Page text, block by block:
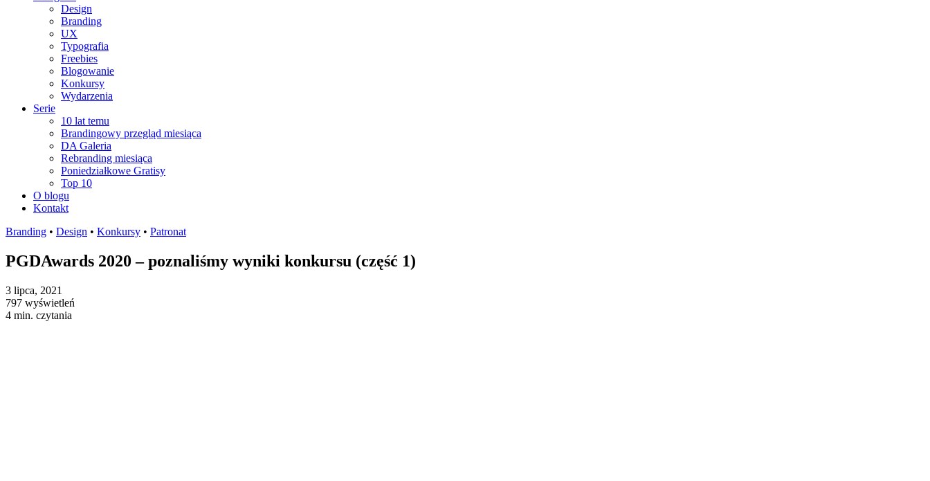
Design
Branding
UX
Typografia
Freebies
Blogowanie
Konkursy
Wydarzenia
Serie
10 lat temu
Brandingowy przegląd miesiąca
DA Galeria
Rebranding miesiąca
Poniedziałkowe Gratisy
Top 10
O blogu
Kontakt
Branding • Design • Konkursy • Patronat
PGDAwards 2020 – poznaliśmy wyniki konkursu (część 1)
3 lipca, 2021
797 wyświetleń
4 min. czytania